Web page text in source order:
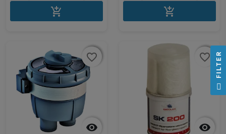
 

favorite_border
favorite_border

favorite_border
favorite_border R